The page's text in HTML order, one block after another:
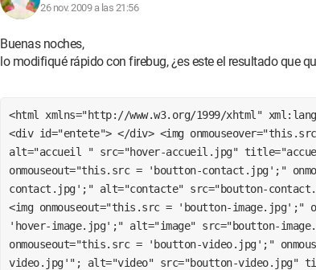
26 nov. 2009 a las 21:56
Buenas noches,
lo modifiqué rápido con firebug, ¿es este el resultado que
<html xmlns="http://www.w3.org/1999/xhtml"
<div id="entete"> </div> <img
alt="accueil " src="hover-accueil.jpg"
onmouseout="this.src = 'boutton-contact.jpg';"
contact.jpg';" alt="contacte" src="boutton-
<img onmouseout="this.src = 'boutton-image.jpg';"
'hover-image.jpg';" alt="image" src="boutton-
onmouseout="this.src = 'boutton-video.jpg';"
video.jpg'"; alt="video" src="boutton-video.jpg"